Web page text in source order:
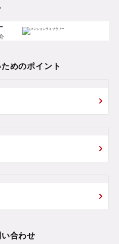
めのポイント
合わせ